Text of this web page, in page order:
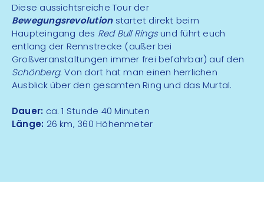
Diese aussichtsreiche Tour der
Bewegungsrevolutionstartet direkt beim
Haupteingang des Red Bull Ringsund führt euch
entlang der Rennstrecke (außer bei
Großveranstaltungen immer frei befahrbar) auf den
Schönberg. Von dort hat man einen herrlichen
Ausblick über den gesamten Ring und das Murtal.
Dauer: ca. 1 Stunde 40 Minuten
Länge: 26 km, 360 Höhenmeter